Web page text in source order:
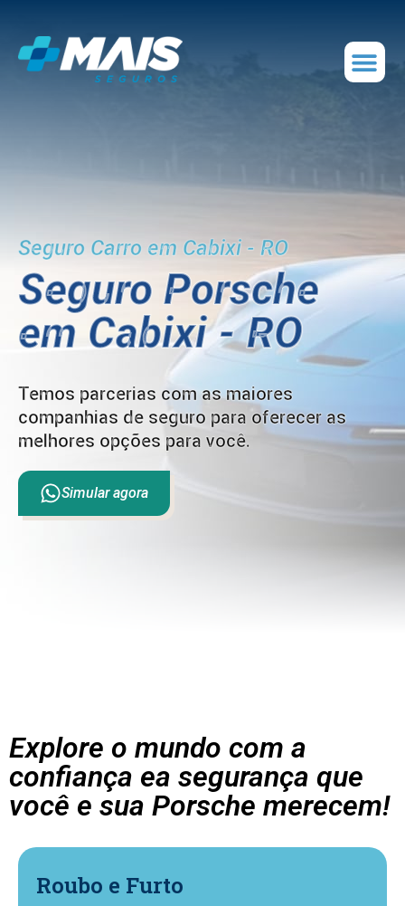
Seguro Carro em Cabixi - RO
Seguro Porsche
em Cabixi - RO
Temos parcerias com as maiores
companhias de seguro para oferecer as
melhores opções para você.
Simular agora
Explore o mundo com a
confiança ea segurança que
você e sua Porsche merecem!
Roubo e Furto